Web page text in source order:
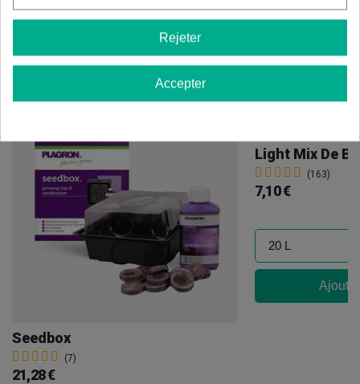
Vous aimerez aussi
Seedbox
(7)
21,28 €
Light Mix De
(163)
7,10 €
Rejeter
Accepter